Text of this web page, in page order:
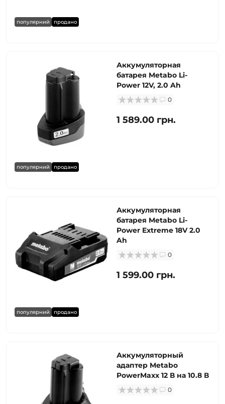
популярний продано
популярний продано
Аккумуляторная
батарея Metabo Li-
Power 12V, 2.0 Ah
0
1 589.00 грн.
популярний продано
Аккумуляторная
батарея Metabo Li-
Power Extreme 18V 2.0
Ah
0
1 599.00 грн.
Аккумуляторный
адаптер Metabo
PowerMaxx 12 В на 10.8 В
0